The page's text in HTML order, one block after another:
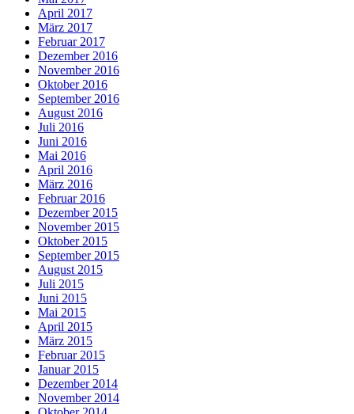
April 2017
März 2017
Februar 2017
Dezember 2016
November 2016
Oktober 2016
September 2016
August 2016
Juli 2016
Juni 2016
Mai 2016
April 2016
März 2016
Februar 2016
Dezember 2015
November 2015
Oktober 2015
September 2015
August 2015
Juli 2015
Juni 2015
Mai 2015
April 2015
März 2015
Februar 2015
Januar 2015
Dezember 2014
November 2014